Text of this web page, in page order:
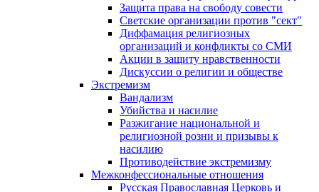
Защита права на свободу совести
Светские организации против "сект"
Диффамация религиозных
организаций и конфликты со СМИ
Акции в защиту нравственности
Дискуссии о религии и обществе
Экстремизм
Вандализм
Убийства и насилие
Разжигание национальной и
религиозной розни и призывы к
насилию
Противодействие экстремизму
Межконфессиональные отношения
Русская Православная Церковь и